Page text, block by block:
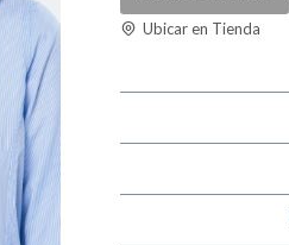
Ubicar en Tienda